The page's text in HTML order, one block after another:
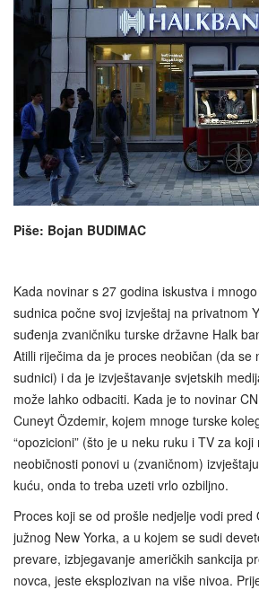
Piše: Bojan BUDIMAC
Kada novinar s 27 godina iskustva i
sudnica počne svoj izvještaj na privatnom
suđenja zvaničniku turske državne Halk
Atilli riječima da je proces neobičan (da se
sudnici) i da je izvještavanje svjetskih
može lahko odbaciti. Kada je to novinar
Cuneyt Özdemir, kojem mnoge turske
“opozicioni” (što je u neku ruku i TV za
neobičnosti ponovi u (zvaničnom)
kuću, onda to treba uzeti vrlo ozbiljno.
Proces koji se od prošle nedjelje vodi pred
južnog New Yorka, a u kojem se sudi
prevare, izbjegavanje američkih sankcija
novca, jeste eksplozivan na više nivoa.